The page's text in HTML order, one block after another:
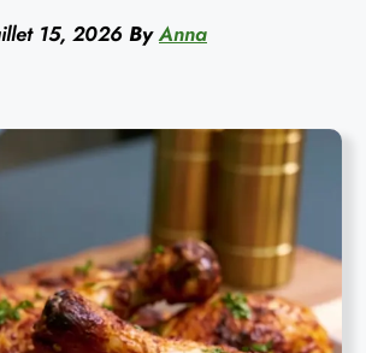
15, 2026 By Anna